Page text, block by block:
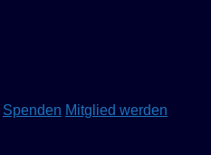
Spenden Mitglied werden